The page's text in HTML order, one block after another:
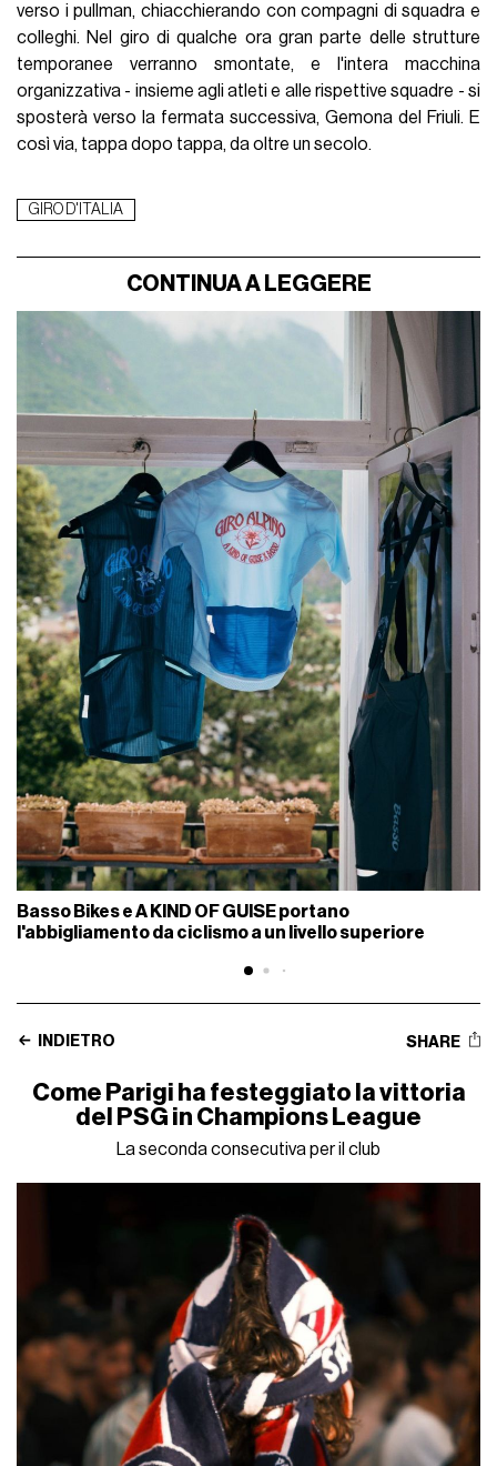
verso i pullman, chiacchierando con compagni di squadra e
colleghi. Nel giro di qualche ora gran parte delle strutture
temporanee verranno smontate, e l'intera macchina
organizzativa - insieme agli atleti e alle rispettive squadre - si
sposterà verso la fermata successiva, Gemona del Friuli. E
così via, tappa dopo tappa, da oltre un secolo.
GIRO D'ITALIA
CONTINUA A LEGGERE
Basso Bikes e A KIND OF GUISE portano
l'abbigliamento da ciclismo a un livello superiore
INDIETRO SHARE
Come Parigi ha festeggiato la vittoria
del PSG in Champions League
La seconda consecutiva per il club